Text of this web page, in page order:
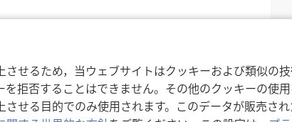
せるため，当ウェブサイトはクッキーおよび類似の
拒否することはできません。その他のクッキーの使
せる目的でのみ使用されます。このデータが販売さ